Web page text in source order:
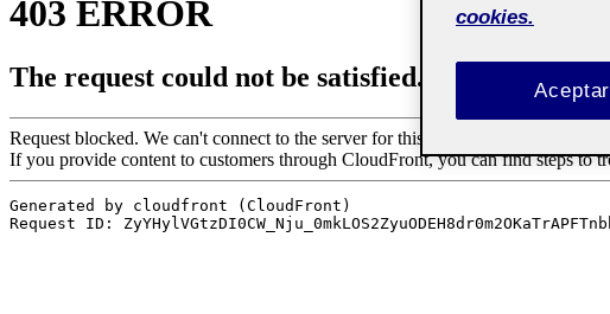
cookies.
Aceptar